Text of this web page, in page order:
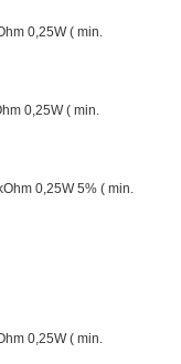
0,25W ( min.
0,25W ( min.
0,25W 5% ( min.
0,25W ( min.